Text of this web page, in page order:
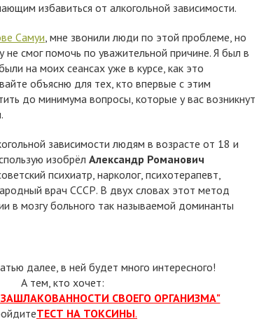
избавиться от алкогольной зависимости.
Самуи, мне звонили люди по этой проблеме, но
не смог помочь по уважительной причине. Я был в
на моих сеансах уже в курсе, как это
объясню для тех, кто впервые с этим
до минимума вопросы, которые у вас возникнут
зависимости людям в возрасте от 18 и
изобрёл Александр Романович
психиатр, нарколог, психотерапевт,
врач СССР. В двух словах этот метод
в мозгу больного так называемой доминанты
далее, в ней будет много интересного!
А тем, кто хочет:
ЗАШЛАКОВАННОСТИ СВОЕГО ОРГАНИЗМА"
ТЕСТ НА ТОКСИНЫ.